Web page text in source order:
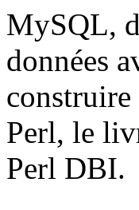
MySQL,
données
construire
Perl, le
Perl DBI.